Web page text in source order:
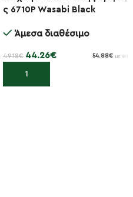
ς 6710P Wasabi Black
Άμεσα διαθέσιμο
49.18€ 44.26€ 54.88€ με ΦΠΑ
Προσθήκη στο καλάθι